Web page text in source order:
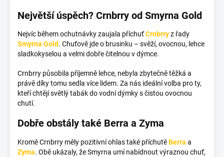
Největší úspěch? Crnbrry od Smyrna Gold
Nejvíc během ochutnávky zaujala příchuťCrnbrryz řady
Smyrna Gold. Chuťově jde o brusinku – svěží, ovocnou, lehce
sladkokyselou a velmi dobře čitelnou v dýmce.
Crnbrry působila příjemně lehce, nebyla zbytečně těžká a
právě díky tomu sedla více lidem. Za nás ideální volba pro ty,
kteří chtějí světlý tabák do vodní dýmky s čistou ovocnou
chutí.
Dobře obstály také Berra a Zyma
Kromě Crnbrry měly pozitivní ohlas také příchutěBerra a
Zyma. Obě ukázaly, že Smyrna umí nabídnout výraznou chuť,